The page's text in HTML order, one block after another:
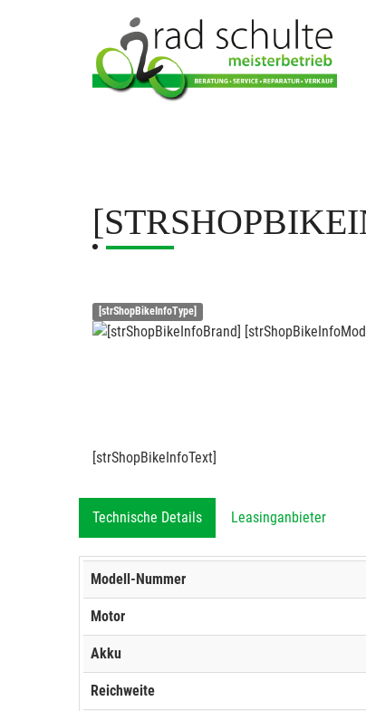
[strShopBikeInfoType]
[strShopBikeInfoText]
Technische Details Leasinganbieter
Modell-Nummer
Motor
Akku
Reichweite